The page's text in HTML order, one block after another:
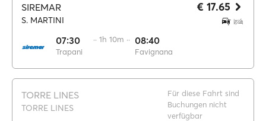
SIREMAR
S. MARTINI
07:30
Trapani
·· 1h 10m ·· 08:40
Favignana
€ 17.65
TORRE LINES
TORRE LINES
Für diese Fahrt sind
Buchungen nicht
verfügbar